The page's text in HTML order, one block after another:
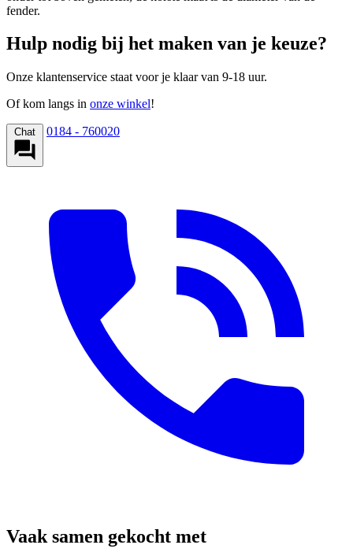
fender.
Hulp nodig bij het maken van je keuze?
Onze klantenservice staat voor je klaar van 9-18 uur.
Of kom langs in onze winkel!
Chat 0184 - 760020
Vaak samen gekocht met